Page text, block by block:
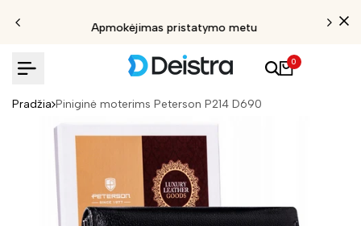
Apmokėjimas pristatymo metu
0
Pradžia Piniginė moterims Peterson P214 D690